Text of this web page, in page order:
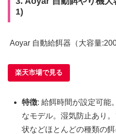
1)
Aoyar 自動給餌器（大容量
楽天市場で見る
特徴: 給餌時間が設定可能
なモデル。湿気防止あり
状などほとんどの種類の